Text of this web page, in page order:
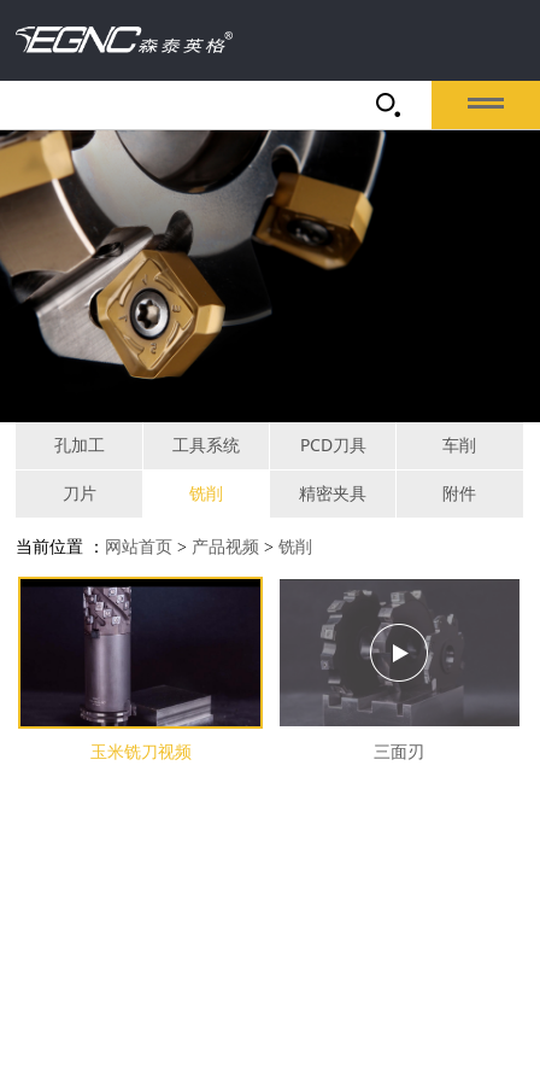
孔加工 工具系统 PCD刀具 车削
刀片 铣削 精密夹具 附件
当前位置 ： 网站首页 > 产品视频 >铣削
玉米铣刀视频 三面刃